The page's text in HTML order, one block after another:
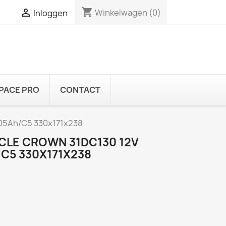
 Inloggen shopping_cart Winkelwagen (0)
PRO CONTACT
C5 330x171x238
CROWN 31DC130 12V
330X171X238